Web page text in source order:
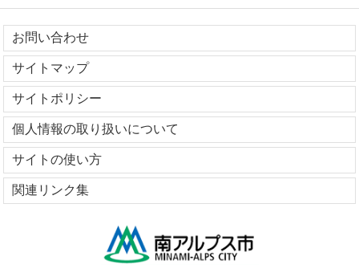
お問い合わせ
サイトマップ
サイトポリシー
個人情報の取り扱いについて
サイトの使い方
関連リンク集